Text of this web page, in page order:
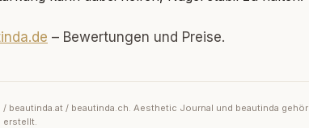
– Bewertungen und Preise.
beautinda.at / beautinda.ch. Aesthetic Journal und beautinda
erstellt.